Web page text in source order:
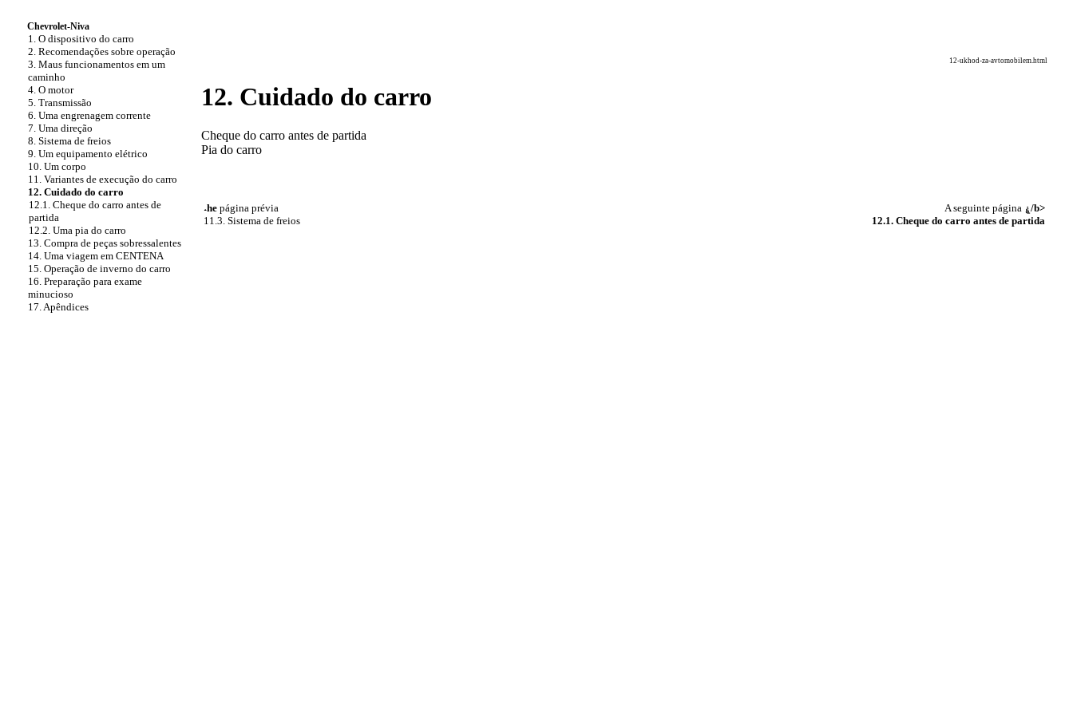
Chevrolet-Niva
1. O dispositivo do carro
2. Recomendações sobre operação
3. Maus funcionamentos em um
caminho
4. O motor
5. Transmissão
6. Uma engrenagem corrente
7. Uma direção
8. Sistema de freios
9. Um equipamento elétrico
10. Um corpo
11. Variantes de execução do carro
12. Cuidado do carro
12.1. Cheque do carro antes de
partida
12.2. Uma pia do carro
13. Compra de peças sobressalentes
14. Uma viagem em CENTENA
15. Operação de inverno do carro
16. Preparação para exame
minucioso
17. Apêndices
12-ukhod-za-avtomobilem.html
12. Cuidado do carro
Cheque do carro antes de partida
Pia do carro
˔he página prévia
11.3. Sistema de freios
A seguinte página
ۼ/b>
12.1. Cheque do carro antes de partida